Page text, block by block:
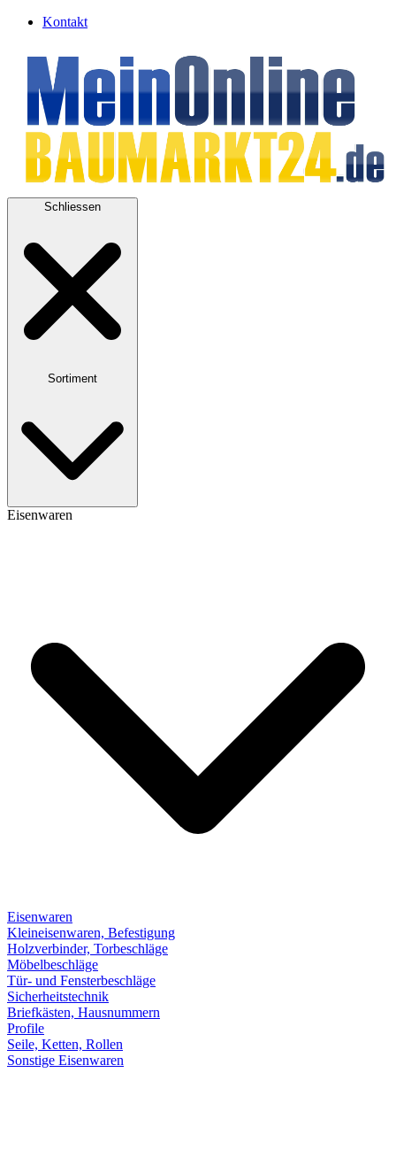
Kontakt
Schliessen
Sortiment
Eisenwaren
Eisenwaren
Kleineisenwaren, Befestigung
Holzverbinder, Torbeschläge
Möbelbeschläge
Tür- und Fensterbeschläge
Sicherheitstechnik
Briefkästen, Hausnummern
Profile
Seile, Ketten, Rollen
Sonstige Eisenwaren